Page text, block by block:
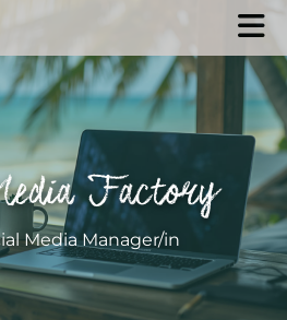
Factory
Media Manager/in